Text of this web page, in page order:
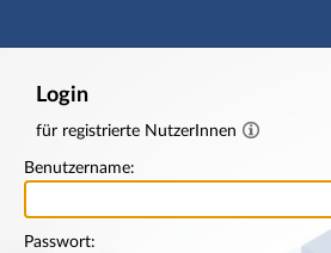
Hauptnavigation
Login
für registrierte NutzerInnen
Benutzername:
Passwort: